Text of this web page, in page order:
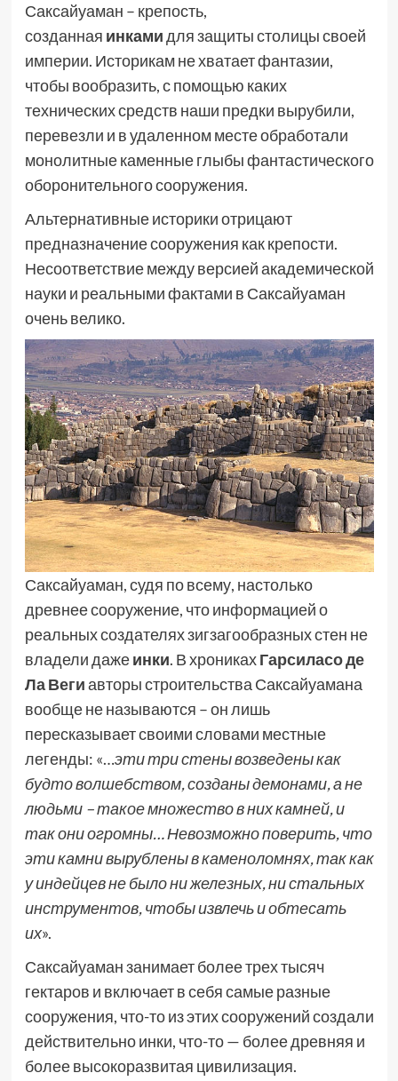
Саксайуаман – крепость,
созданная инкамидля защиты столицы своей
империи. Историкам не хватает фантазии,
чтобы вообразить, с помощью каких
технических средств наши предки вырубили,
перевезли и в удаленном месте обработали
монолитные каменные глыбы фантастического
оборонительного сооружения.
Альтернативные историки отрицают
предназначение сооружения как крепости.
Несоответствие между версией академической
науки и реальными фактами в Саксайуаман
очень велико.
Саксайуаман, судя по всему, настолько
древнее сооружение, что информацией о
реальных создателях зигзагообразных стен не
владели дажеинки. В хроникахГарсиласо де
Ла Вегиавторы строительства Саксайуамана
вообще не называются – он лишь
пересказывает своими словами местные
легенды: «…эти три стены возведены как
будто волшебством, созданы демонами, а не
людьми – такое множество в них камней, и
так они огромны… Невозможно поверить, что
эти камни вырублены в каменоломнях, так как
у индейцев не было ни железных, ни стальных
инструментов, чтобы извлечь и обтесать
их».
Саксайуаман занимает более трех тысяч
гектаров и включает в себя самые разные
сооружения, что-то из этих сооружений создали
действительно инки, что-то — более древняя и
более высокоразвитая цивилизация.